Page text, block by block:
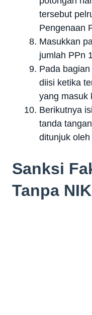
tersebut
Pengenaan
Masukkan
jumlah PPn
Pada
diisi ketika
yang masuk
Berikutnya
tanda
ditunjuk
Sanksi
Tanpa NIK